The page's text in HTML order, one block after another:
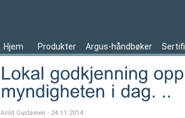
Hjem Produkter Argus-håndbøker
Arild Gustavsen - 24.11.2014